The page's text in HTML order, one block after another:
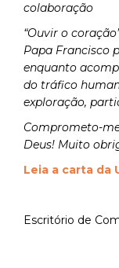
colaboração
“Ouvir o
Papa Francisco
enquanto
do tráfico
exploração,
Comprometo-
Deus! Muito
Leia a carta da
Escritório de